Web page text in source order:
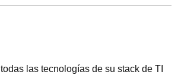
las tecnologías de su stack de TI